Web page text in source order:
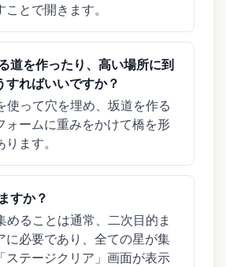
とで開きます。
道を作ったり、高い場所に到
すればいいですか？
使って穴を埋め、坂道を作る
ォームに重みをかけて橋を形
ます。
すか？
めることは通常、二次目的ま
に必要であり、全ての星が集
ステージクリア」画面が表示